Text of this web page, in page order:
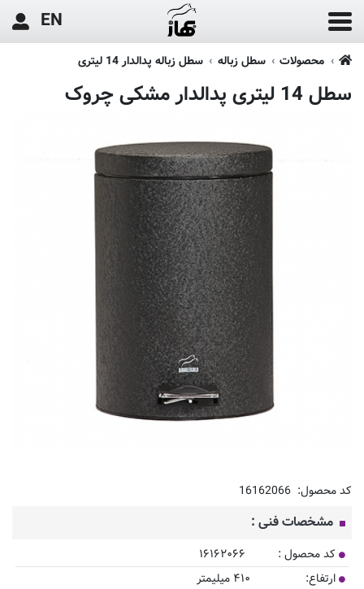
EN
محصولات سطل زباله سطل زباله پدالدار 14 لیتری
سطل 14 لیتری پدالدار مشکی چروک
کد محصول: 16162066
مشخصات فنی :
کد محصول : ۱۶۱۶۲۰۶۶
ارتفاع: ۴۱۰ میلیمتر